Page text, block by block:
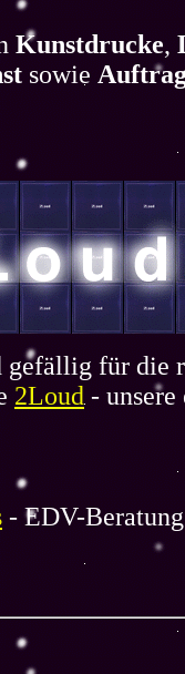
Kunstdrucke,
sowie
gefällig für die
2Loud -
- EDV-